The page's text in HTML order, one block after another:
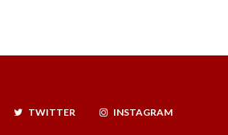
TWITTER INSTAGRAM